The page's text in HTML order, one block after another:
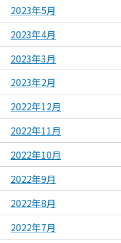
2023年5月
2023年4月
2023年3月
2023年2月
2022年12月
2022年11月
2022年10月
2022年9月
2022年8月
2022年7月